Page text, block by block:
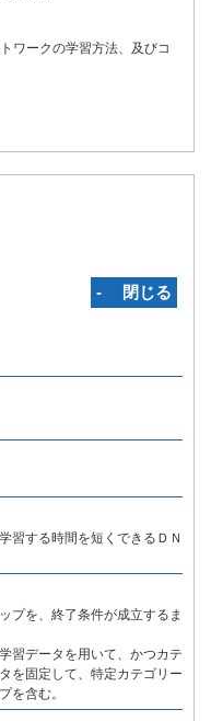
ワークの学習方法、及びコ
‐ 閉じる
習する時間を短くできるＤＮ
プを、終了条件が成立するま
習データを用いて、かつカテ
を固定して、特定カテゴリー
を含む。